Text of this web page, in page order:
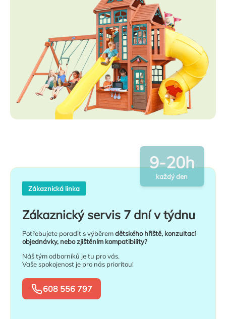
Zákaznická linka
Zákaznický servis 7 dní v týdnu
Potřebujete poradit s výběremdětského hřiště, konzultací
objednávky, nebo zjištěním kompatibility?
Náš tým odborníků je tu pro vás.
Vaše spokojenost je pro nás prioritou!
608 556 797
9-20h
každý den